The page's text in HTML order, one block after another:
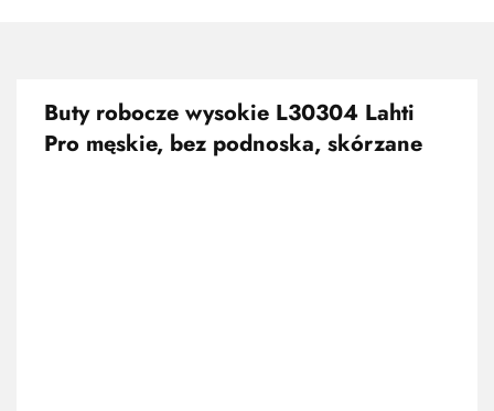
Buty robocze wysokie L30304 Lahti
Pro męskie, bez podnoska, skórzane